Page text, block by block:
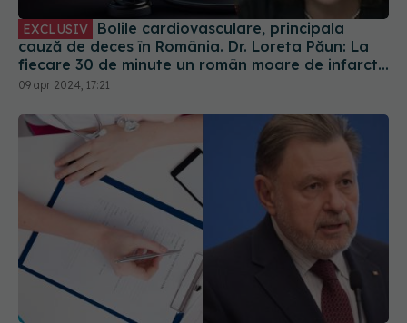
EXCLUSIV
cauză de deces în România. Dr. Loreta Păun: La
fiecare 30 de minute un român moare de infarct.
Suntem pe locuri fruntașe, dar într-un sens
09 apr 2024, 17:21